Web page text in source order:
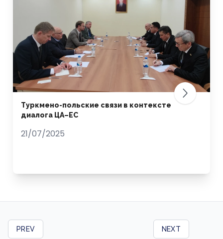
Туркмено-польские связи в контексте
диалога ЦА–ЕС
21/07/2025
PREV NEXT